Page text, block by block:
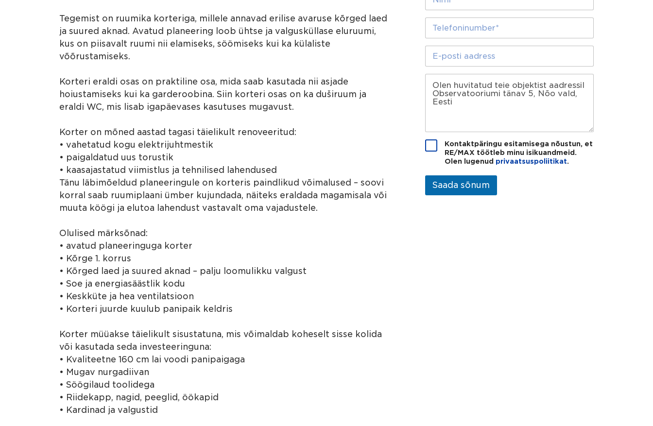
Tegemist on ruumika korteriga, millele annavad erilise avaruse kõrged laed
ja suured aknad. Avatud planeering loob ühtse ja valgusküllase eluruumi,
kus on piisavalt ruumi nii elamiseks, söömiseks kui ka külaliste
võõrustamiseks.
Korteri eraldi osas on praktiline osa, mida saab kasutada nii asjade
hoiustamiseks kui ka garderoobina. Siin korteri osas on ka duširuum ja
eraldi WC, mis lisab igapäevases kasutuses mugavust.
Korter on mõned aastad tagasi täielikult renoveeritud:
• vahetatud kogu elektrijuhtmestik
• paigaldatud uus torustik
• kaasajastatud viimistlus ja tehnilised lahendused
Tänu läbimõeldud planeeringule on korteris paindlikud võimalused – soovi
korral saab ruumiplaani ümber kujundada, näiteks eraldada magamisala või
muuta köögi ja elutoa lahendust vastavalt oma vajadustele.
Olulised märksõnad:
• avatud planeeringuga korter
• Kõrge 1. korrus
• Kõrged laed ja suured aknad – palju loomulikku valgust
• Soe ja energiasäästlik kodu
• Keskküte ja hea ventilatsioon
• Korteri juurde kuulub panipaik keldris
Korter müüakse täielikult sisustatuna, mis võimaldab koheselt sisse kolida
või kasutada seda investeeringuna:
• Kvaliteetne 160 cm lai voodi panipaigaga
• Mugav nurgadiivan
• Söögilaud toolidega
• Riidekapp, nagid, peeglid, öökapid
• Kardinad ja valgustid
k
s
l
l
?
m
i
T
l
e
o
n
e
r
*
E
p
o
d
r
e
*
S
T
i
Kontaktpäringu esitamisega nõustun, et
RE/MAX töötleb minu isikuandmeid.
Olen lugenud privaatsuspoliitikat.
Saada sõnum